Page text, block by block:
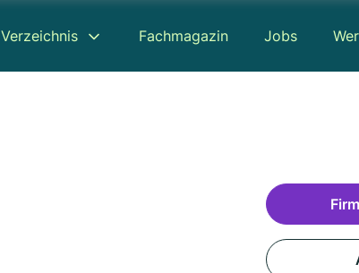
Verzeichnis Fachmagazin Jobs